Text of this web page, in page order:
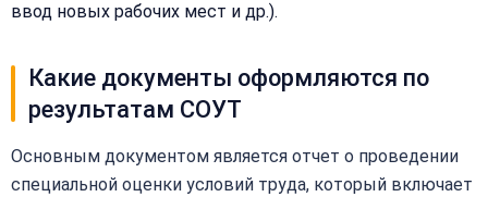
ввод новых рабочих мест и др.).
Какие документы оформляются по
результатам СОУТ
Основным документом является отчет о проведении
специальной оценки условий труда, который включает
22-